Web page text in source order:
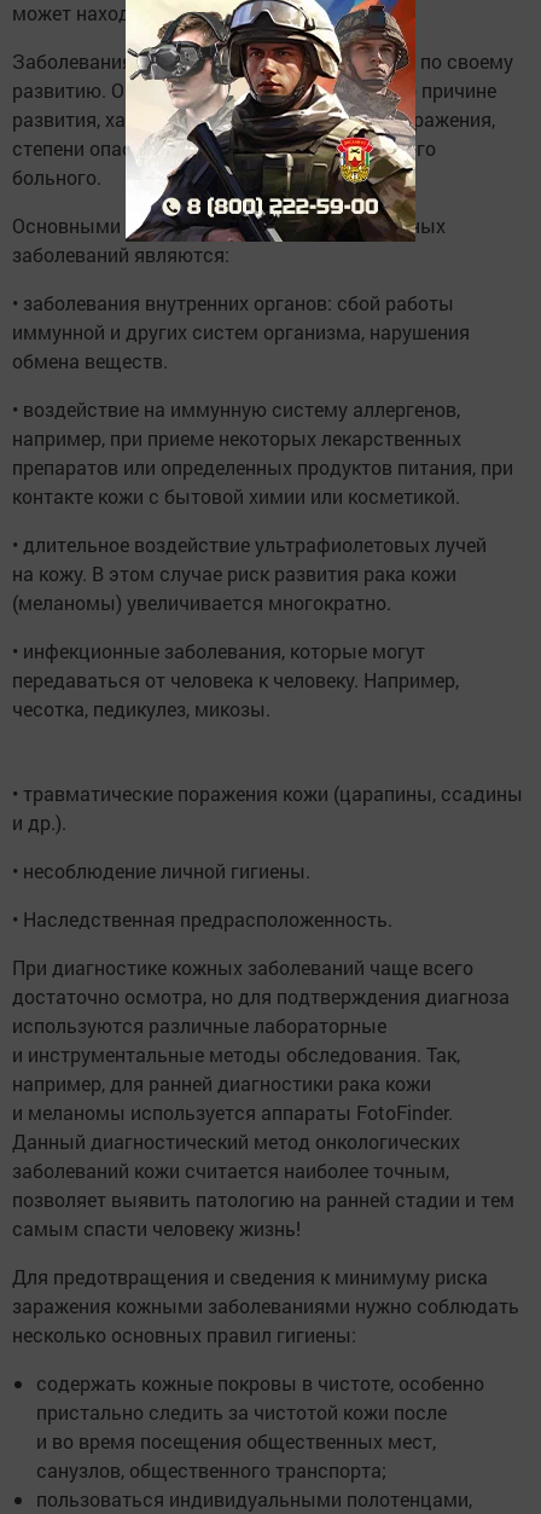
может находиться свыше литра крови.
Заболевания кожи сложны и разнообразны по своему
развитию. Они отличаются друг от друга по причине
развития, характеру протекания, глубине поражения,
степени опасности для окружающих и самого
больного.
Основными причинами возникновения кожных
заболеваний являются:
• заболевания внутренних органов: сбой работы
иммунной и других систем организма, нарушения
обмена веществ.
• воздействие на иммунную систему аллергенов,
например, при приеме некоторых лекарственных
препаратов или определенных продуктов питания, при
контакте кожи с бытовой химии или косметикой.
• длительное воздействие ультрафиолетовых лучей
на кожу. В этом случае риск развития рака кожи
(меланомы) увеличивается многократно.
• инфекционные заболевания, которые могут
передаваться от человека к человеку. Например,
чесотка, педикулез, микозы.
• травматические поражения кожи (царапины, ссадины
и др.).
• несоблюдение личной гигиены.
• Наследственная предрасположенность.
При диагностике кожных заболеваний чаще всего
достаточно осмотра, но для подтверждения диагноза
используются различные лабораторные
и инструментальные методы обследования. Так,
например, для ранней диагностики рака кожи
и меланомы используется аппараты FotoFinder.
Данный диагностический метод онкологических
заболеваний кожи считается наиболее точным,
позволяет выявить патологию на ранней стадии и тем
самым спасти человеку жизнь!
Для предотвращения и сведения к минимуму риска
заражения кожными заболеваниями нужно соблюдать
несколько основных правил гигиены:
содержать кожные покровы в чистоте, особенно
пристально следить за чистотой кожи после
и во время посещения общественных мест,
санузлов, общественного транспорта;
пользоваться индивидуальными полотенцами,